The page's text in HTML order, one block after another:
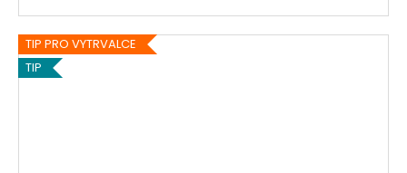
TIP PRO VYTRVALCE
TIP